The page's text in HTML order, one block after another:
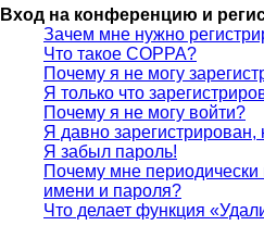
Вход на конференцию и
Зачем мне нужно
Что такое COPPA?
Почему я не могу
Я только что
Почему я не могу войти?
Я давно
Я забыл пароль!
Почему мне периодически
имени и пароля?
Что делает функция